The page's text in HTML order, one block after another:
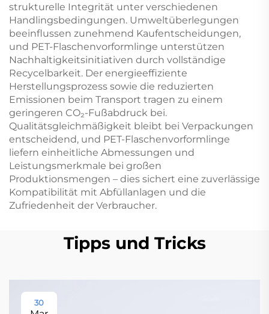
strukturelle Integrität unter verschiedenen
Handlingsbedingungen. Umweltüberlegungen
beeinflussen zunehmend Kaufentscheidungen,
und PET-Flaschenvorformlinge unterstützen
Nachhaltigkeitsinitiativen durch vollständige
Recycelbarkeit. Der energieeffiziente
Herstellungsprozess sowie die reduzierten
Emissionen beim Transport tragen zu einem
geringeren CO₂-Fußabdruck bei.
Qualitätsgleichmäßigkeit bleibt bei Verpackungen
entscheidend, und PET-Flaschenvorformlinge
liefern einheitliche Abmessungen und
Leistungsmerkmale bei großen
Produktionsmengen – dies sichert eine zuverlässige
Kompatibilität mit Abfüllanlagen und die
Zufriedenheit der Verbraucher.
Tipps und Tricks
30